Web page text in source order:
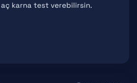
karna test verebilirsin.